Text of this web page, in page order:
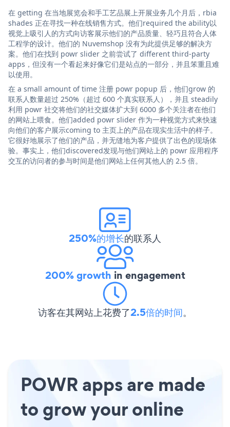
在 getting 在当地展览会和手工艺品展上开展业务几个月后，rbia
shades 正在寻找一种在线销售方式。他们required the ability以
视觉上吸引人的方式向访客展示他们的产品质量、轻巧且符合人体
工程学的设计。他们的 Nuvemshop 没有为此提供足够的解决方
案。他们在找到 powr slider 之前尝试了 different third-party
apps，但没有一个看起来好像它们是站点的一部分，并且笨重且难
以使用。
在 a small amount of time 注册 powr popup 后，他们grow 的
联系人数量超过 250%（超过 600 个真实联系人），并且 steadily
利用 powr 社交将他们的社交媒体扩大到 6000 多个关注者在他们
的网站上喂食。他们added powr slider 作为一种视觉方式来快速
向他们的客户展示coming to 主页上的产品在现实生活中的样子。
它很好地展示了他们的产品，并无缝地为客户提供了出色的现场体
验。事实上，他们discovered发现与他们网站上的 powr 应用程序
交互的访问者的参与时间是他们网站上任何其他人的 2.5 倍。
250%的增长的联系人
200% growth in engagement
访客在其网站上花费了2.5倍的时间。
POWR apps are made
to grow your online